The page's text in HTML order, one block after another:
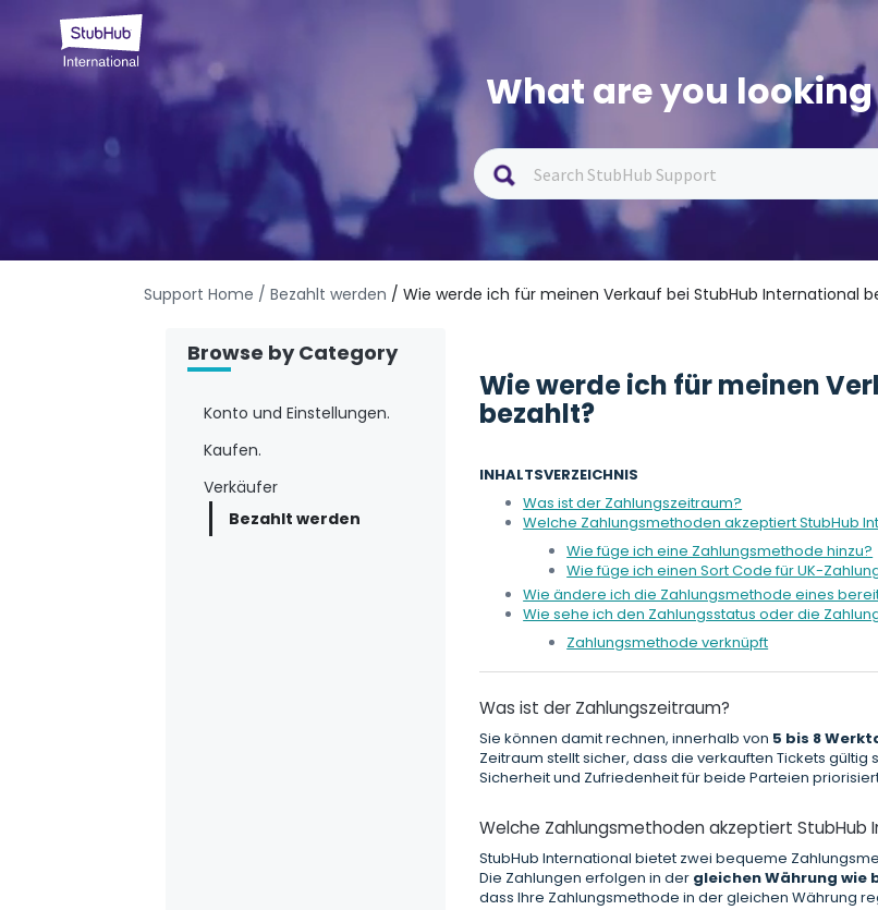
What are you
Support Home / Bezahlt werden / Wie werde ich für meinen Verkauf bei StubHub International
Browse by Category
Konto und Einstellungen.
Kaufen.
Verkäufer
Bezahlt werden
Wie werde ich für meinen
bezahlt?
INHALTSVERZEICHNIS
Was ist der Zahlungszeitraum?
Welche Zahlungsmethoden akzeptiert StubHub
Wie füge ich eine Zahlungsmethode hinzu?
Wie füge ich einen Sort Code für UK-
Wie ändere ich die Zahlungsmethode eines
Wie sehe ich den Zahlungsstatus oder die
Zahlungsmethode verknüpft
Was ist der Zahlungszeitraum?
Sie können damit rechnen, innerhalb von 5 bis 8
Zeitraum stellt sicher, dass die verkauften Tickets
Sicherheit und Zufriedenheit für beide Parteien
Welche Zahlungsmethoden akzeptiert StubHub
StubHub International bietet zwei bequeme
Die Zahlungen erfolgen in der gleichen Währung wie
dass Ihre Zahlungsmethode in der gleichen Währung